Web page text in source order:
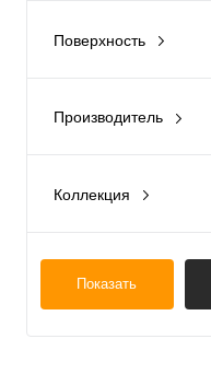
Коричневый
Кремовый
Под камень
Поверхность
Производитель
Коллекция
Показать